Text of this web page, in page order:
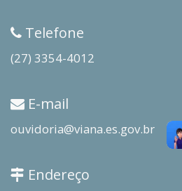
Telefone
(27) 3354-4012
E-mail
ouvidoria@viana.es.gov.br
Endereço